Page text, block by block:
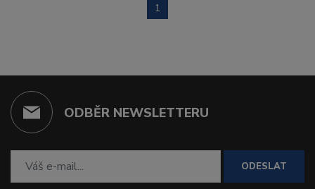
1
ODBĚR NEWSLETTERU
ODESLAT